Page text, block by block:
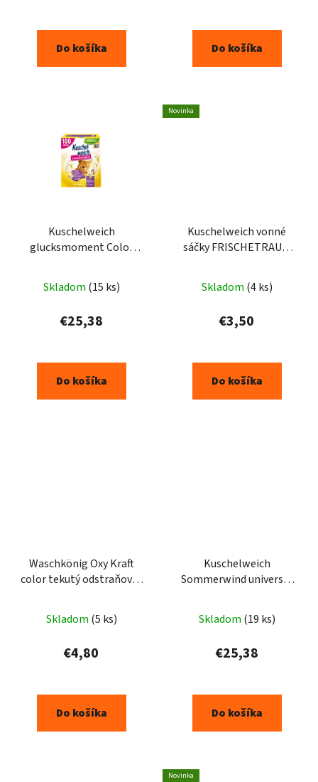
Do košíka Do košíka
Kuschelweich
glucksmoment Color
Skladom (15 ks)
€25,38
Do košíka
Novinka
Kuschelweich vonné
sáčky FRISCHETRAUM
Skladom (4 ks)
€3,50
Do košíka
Waschkönig Oxy Kraft
color tekutý odstraňovač
Skladom (5 ks)
€4,80
Do košíka
Kuschelweich
Sommerwind universal
Skladom (19 ks)
€25,38
Do košíka
Novinka